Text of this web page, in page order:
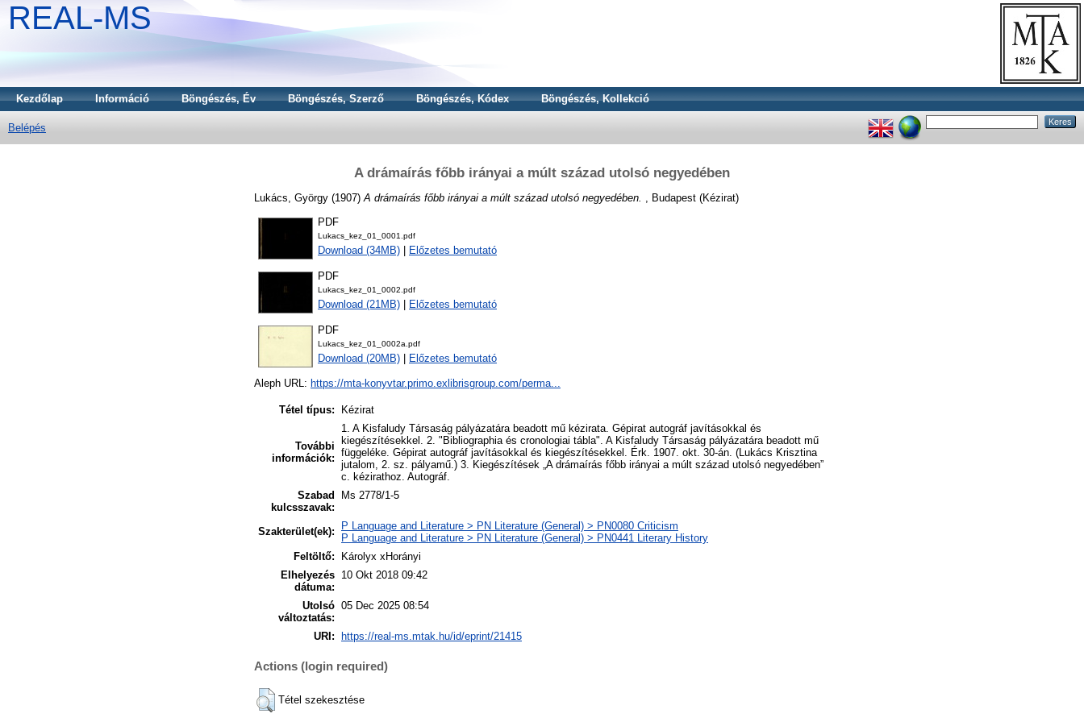
REAL-MS
Kezdőlap Információ Böngészés, Év Böngészés, Szerző Böngészés, Kódex Böngészés, Kollekció
Belépés
A drámaírás főbb irányai a múlt század utolsó negyedében
Lukács, György (1907) A drámaírás főbb irányai a múlt század utolsó negyedében. , Budapest (Kézirat)
PDF
Lukacs_kez_01_0001.pdf
Download (34MB) Előzetes bemutató
PDF
Lukacs_kez_01_0002.pdf
Download (21MB) Előzetes bemutató
PDF
Lukacs_kez_01_0002a.pdf
Download (20MB) Előzetes bemutató
Aleph URL: https://mta-konyvtar.primo.exlibrisgroup.com/perma...
Tétel típus: Kézirat
További
információk:
1. A Kisfaludy Társaság pályázatára beadott mű kézirata. Gépirat autográf javításokkal és
kiegészítésekkel. 2. "Bibliographia és cronologiai tábla". A Kisfaludy Társaság pályázatára beadott mű
függeléke. Gépirat autográf javításokkal és kiegészítésekkel. Érk. 1907. okt. 30-án. (Lukács Krisztina
jutalom, 2. sz. pályamű.) 3. Kiegészítések „A drámaírás főbb irányai a múlt század utolsó negyedében”
c. kézirathoz. Autográf.
Szabad
kulcsszavak:
Ms 2778/1-5
Szakterület(ek):
P Language and Literature > PN Literature (General) > PN0080 Criticism
P Language and Literature > PN Literature (General) > PN0441 Literary History
Feltöltő:
Károlyx xHorányi
Elhelyezés
dátuma:
10 Okt 2018 09:42
Utolsó
változtatás:
05 Dec 2025 08:54
URI: https://real-ms.mtak.hu/id/eprint/21415
Actions (login required)
Tétel szekesztése